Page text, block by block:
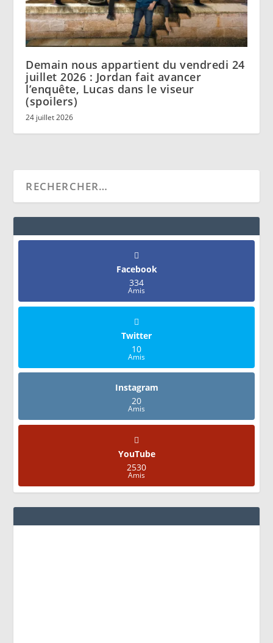
Demain nous appartient du vendredi 24
juillet 2026 : Jordan fait avancer
l’enquête, Lucas dans le viseur
(spoilers)
24 juillet 2026
Facebook
334
Amis
Twitter
10
Amis
Instagram
20
Amis
YouTube
2530
Amis